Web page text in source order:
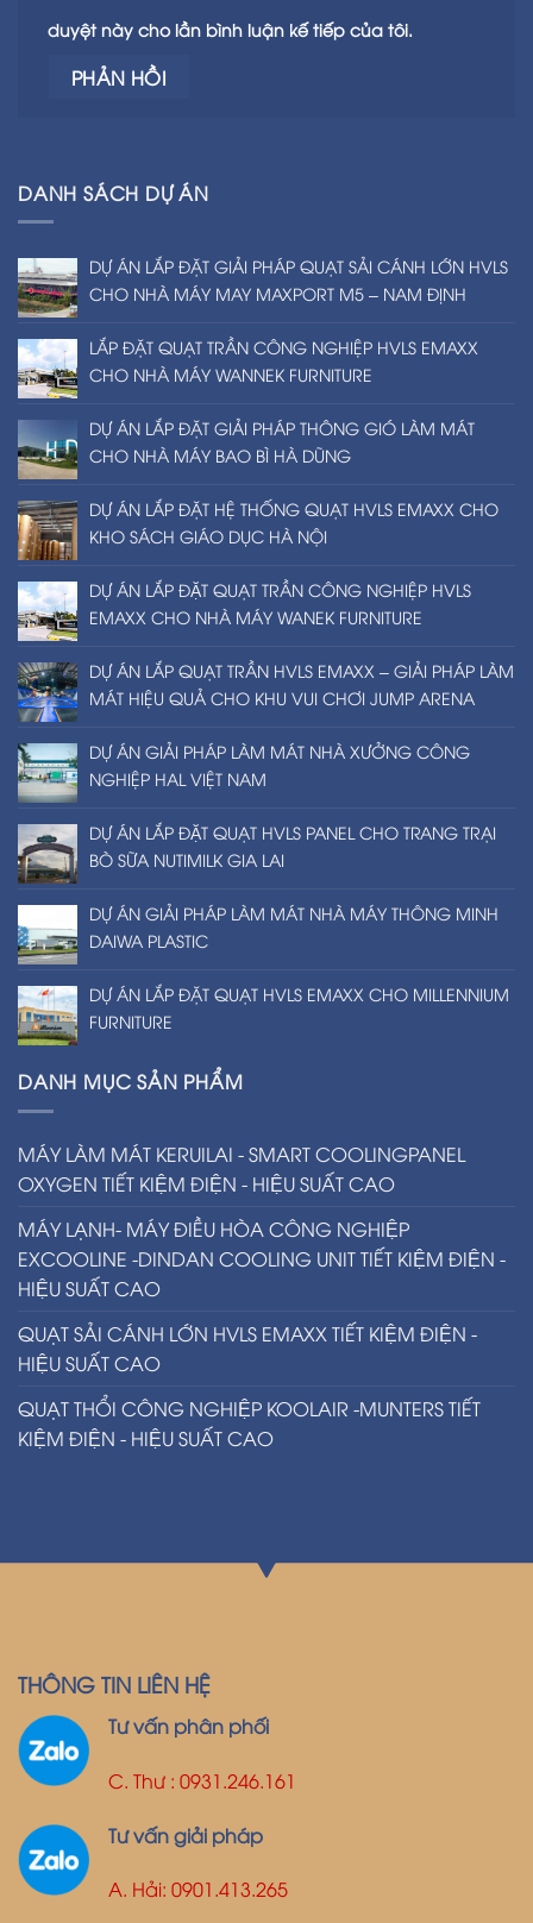
duyệt này cho lần bình luận kế tiếp của tôi.
DANH SÁCH DỰ ÁN
DỰ ÁN LẮP ĐẶT GIẢI PHÁP QUẠT SẢI CÁNH LỚN HVLS
CHO NHÀ MÁY MAY MAXPORT M5 – NAM ĐỊNH
LẮP ĐẶT QUẠT TRẦN CÔNG NGHIỆP HVLS EMAXX
CHO NHÀ MÁY WANNEK FURNITURE
DỰ ÁN LẮP ĐẶT GIẢI PHÁP THÔNG GIÓ LÀM MÁT
CHO NHÀ MÁY BAO BÌ HÀ DŨNG
DỰ ÁN LẮP ĐẶT HỆ THỐNG QUẠT HVLS EMAXX CHO
KHO SÁCH GIÁO DỤC HÀ NỘI
DỰ ÁN LẮP ĐẶT QUẠT TRẦN CÔNG NGHIỆP HVLS
EMAXX CHO NHÀ MÁY WANEK FURNITURE
DỰ ÁN LẮP QUẠT TRẦN HVLS EMAXX – GIẢI PHÁP LÀM
MÁT HIỆU QUẢ CHO KHU VUI CHƠI JUMP ARENA
DỰ ÁN GIẢI PHÁP LÀM MÁT NHÀ XƯỞNG CÔNG
NGHIỆP HAL VIỆT NAM
DỰ ÁN LẮP ĐẶT QUẠT HVLS PANEL CHO TRANG TRẠI
BÒ SỮA NUTIMILK GIA LAI
DỰ ÁN GIẢI PHÁP LÀM MÁT NHÀ MÁY THÔNG MINH
DAIWA PLASTIC
DỰ ÁN LẮP ĐẶT QUẠT HVLS EMAXX CHO MILLENNIUM
FURNITURE
DANH MỤC SẢN PHẨM
MÁY LÀM MÁT KERUILAI - SMART COOLINGPANEL
OXYGEN TIẾT KIỆM ĐIỆN - HIỆU SUẤT CAO
MÁY LẠNH- MÁY ĐIỀU HÒA CÔNG NGHIỆP
EXCOOLINE -DINDAN COOLING UNIT TIẾT KIỆM ĐIỆN -
HIỆU SUẤT CAO
QUẠT SẢI CÁNH LỚN HVLS EMAXX TIẾT KIỆM ĐIỆN -
HIỆU SUẤT CAO
QUẠT THỔI CÔNG NGHIỆP KOOLAIR -MUNTERS TIẾT
KIỆM ĐIỆN - HIỆU SUẤT CAO
THÔNG TIN LIÊN HỆ
Tư vấn phân phối
C. Thư : 0931.246.161
Tư vấn giải pháp
A. Hải: 0901.413.265